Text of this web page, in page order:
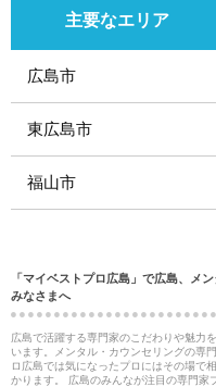
主要なエリア
広島市
東広島市
福山市
「マイベストプロ広島」で広島、メ
みなさまへ
広島で活躍する専門家のこだわりや魅力
います。メンタル・カウンセリングの専
ロ広島では気になったプロにはその場で
かります。 広島のみんなが注目の専門家